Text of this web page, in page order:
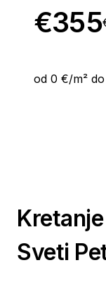
€355
od 0 €/m²
Sveti